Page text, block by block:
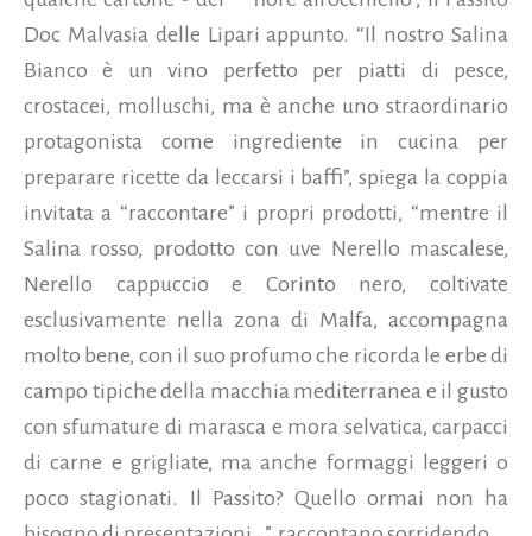
Doc Malvasia delle Lipari appunto. “Il nostro Salina
Bianco è un vino perfetto per piatti di pesce,
crostacei, molluschi, ma è anche uno straordinario
protagonista come ingrediente in cucina per
preparare ricette da leccarsi i baffi”, spiega la coppia
invitata a “raccontare” i propri prodotti, “mentre il
Salina rosso, prodotto con uve Nerello mascalese,
Nerello cappuccio e Corinto nero, coltivate
esclusivamente nella zona di Malfa, accompagna
molto bene, con il suo profumo che ricorda le erbe di
campo tipiche della macchia mediterranea e il gusto
con sfumature di marasca e mora selvatica, carpacci
di carne e grigliate, ma anche formaggi leggeri o
poco stagionati. Il Passito? Quello ormai non ha